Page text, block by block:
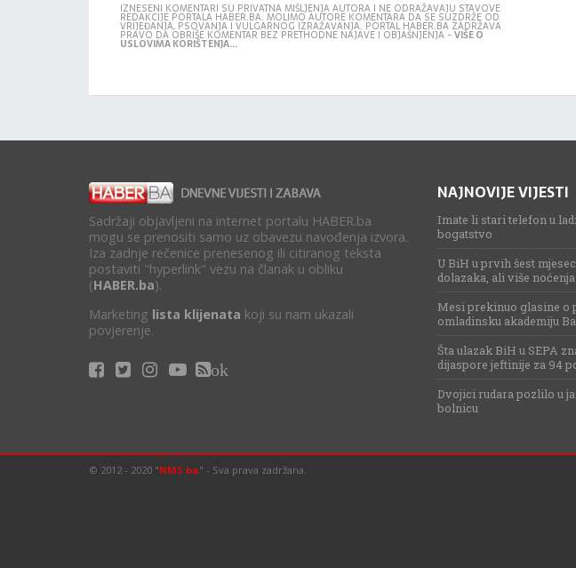
IZNESENI KOMENTARI SU PRIVATNA MIŠLJENJA AUTORA I NE ODRAŽAVAJU STAVOVE
REDAKCIJE PORTALA HABER.BA. MOLIMO AUTORE KOMENTARA DA SE SUZDRŽE OD
VRIJEĐANJA, PSOVANJA I VULGARNOG IZRAŽAVANJA. PORTAL HABER.BA ZADRŽAVA
PRAVO DA OBRIŠE KOMENTAR BEZ PRETHODNE NAJAVE I OBJAŠNJENJA -VIŠE O
USLOVIMA KORIŠTENJA...
Sadržaji objavljeni na internet portalu HABER.ba
mogu se prenositi samo uz obavezu navođenja izvora.
Iza zadnje rečenice prenesenog ili citiranog teksta
postaviti "hyperlink" vezu na članak u obliku
(HABER.ba).
Marketing lista klijenata koji su nam ukazali
povjerenje.
ok
NAJNOVIJE VIJESTI
Imate li stari telefon u
bogatstvo
U BiH u prvih šest
dolazaka, ali više noćenja
Mesi prekinuo glasine o
omladinsku akademiju
Šta ulazak BiH u SEPA
dijaspore jeftinije za 94
Dvojici rudara pozlilo u
bolnicu
© 2012 - 2020 "NMS.ba" - Sva prava zadržana.